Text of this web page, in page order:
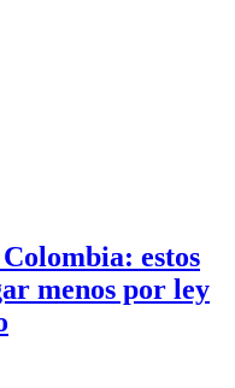
estos
menos por ley